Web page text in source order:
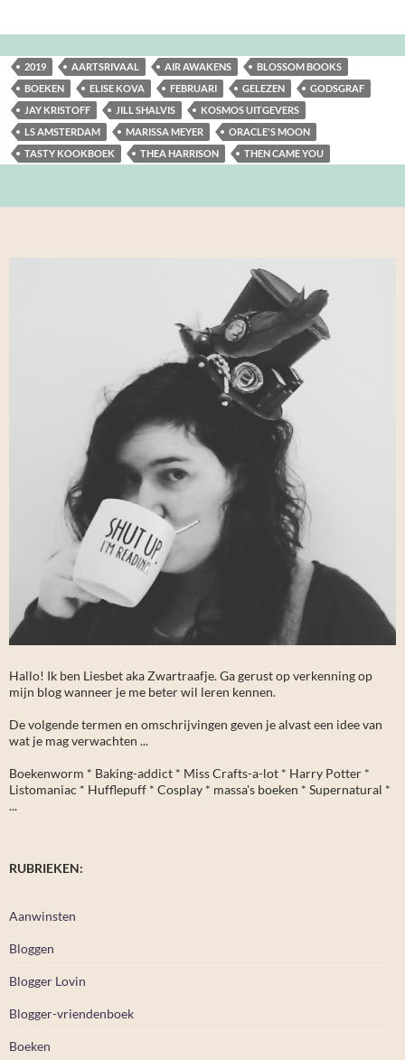
2019 AARTSRIVAAL AIR AWAKENS
BLOSSOM BOOKS
BOEKEN
ELISE KOVA FEBRUARI GELEZEN
GODSGRAF
JAY KRISTOFF
JILL SHALVIS
KOSMOS UITGEVERS
LS AMSTERDAM
MARISSA MEYER
ORACLE'S MOON
TASTY KOOKBOEK
THEA HARRISON THEN CAME YOU
Hallo! Ik ben Liesbet aka Zwartraafje. Ga gerust op verkenning op
mijn blog wanneer je me beter wil leren kennen.
De volgende termen en omschrijvingen geven je alvast een idee van
wat je mag verwachten ...
Boekenworm * Baking-addict * Miss Crafts-a-lot * Harry Potter *
Listomaniac * Hufflepuff * Cosplay * massa's boeken * Supernatural *
...
RUBRIEKEN:
Aanwinsten
Bloggen
Blogger Lovin
Blogger-vriendenboek
Boeken